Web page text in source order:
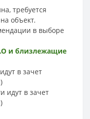
требуется
объект.
в выборе
и близлежащие
в зачет
идут в зачет